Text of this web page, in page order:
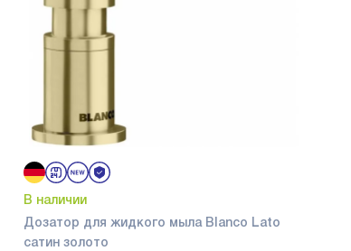
В наличии
Дозатор для жидкого мыла Blanco Lato
сатин золото